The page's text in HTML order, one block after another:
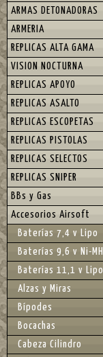
ARMAS DETONADORAS
ARMERIA
REPLICAS ALTA GAMA
VISION NOCTURNA
REPLICAS APOYO
REPLICAS ASALTO
REPLICAS ESCOPETAS
REPLICAS PISTOLAS
REPLICAS SELECTOS
REPLICAS SNIPER
BBs y Gas
Accesorios Airsoft
Baterías 7,4 v Lipo
Baterías 9,6 v Ni-MH
Baterías 11,1 v Lipo
Alzas y Miras
Bípodes
Bocachas
Cabeza Cilindro